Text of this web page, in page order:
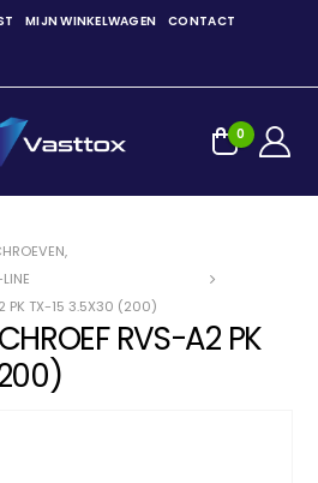
MIJN WINKELWAGEN CONTACT
0
,
PK TX-15 3.5X30 (200)
RVS-A2 PK